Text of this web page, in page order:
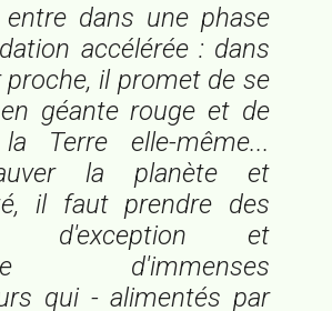
entre dans une phase
accélérée : dans
proche, il promet de se
géante rouge et de
Terre elle-même...
la planète et
il faut prendre des
d'exception et
d'immenses
qui - alimentés par